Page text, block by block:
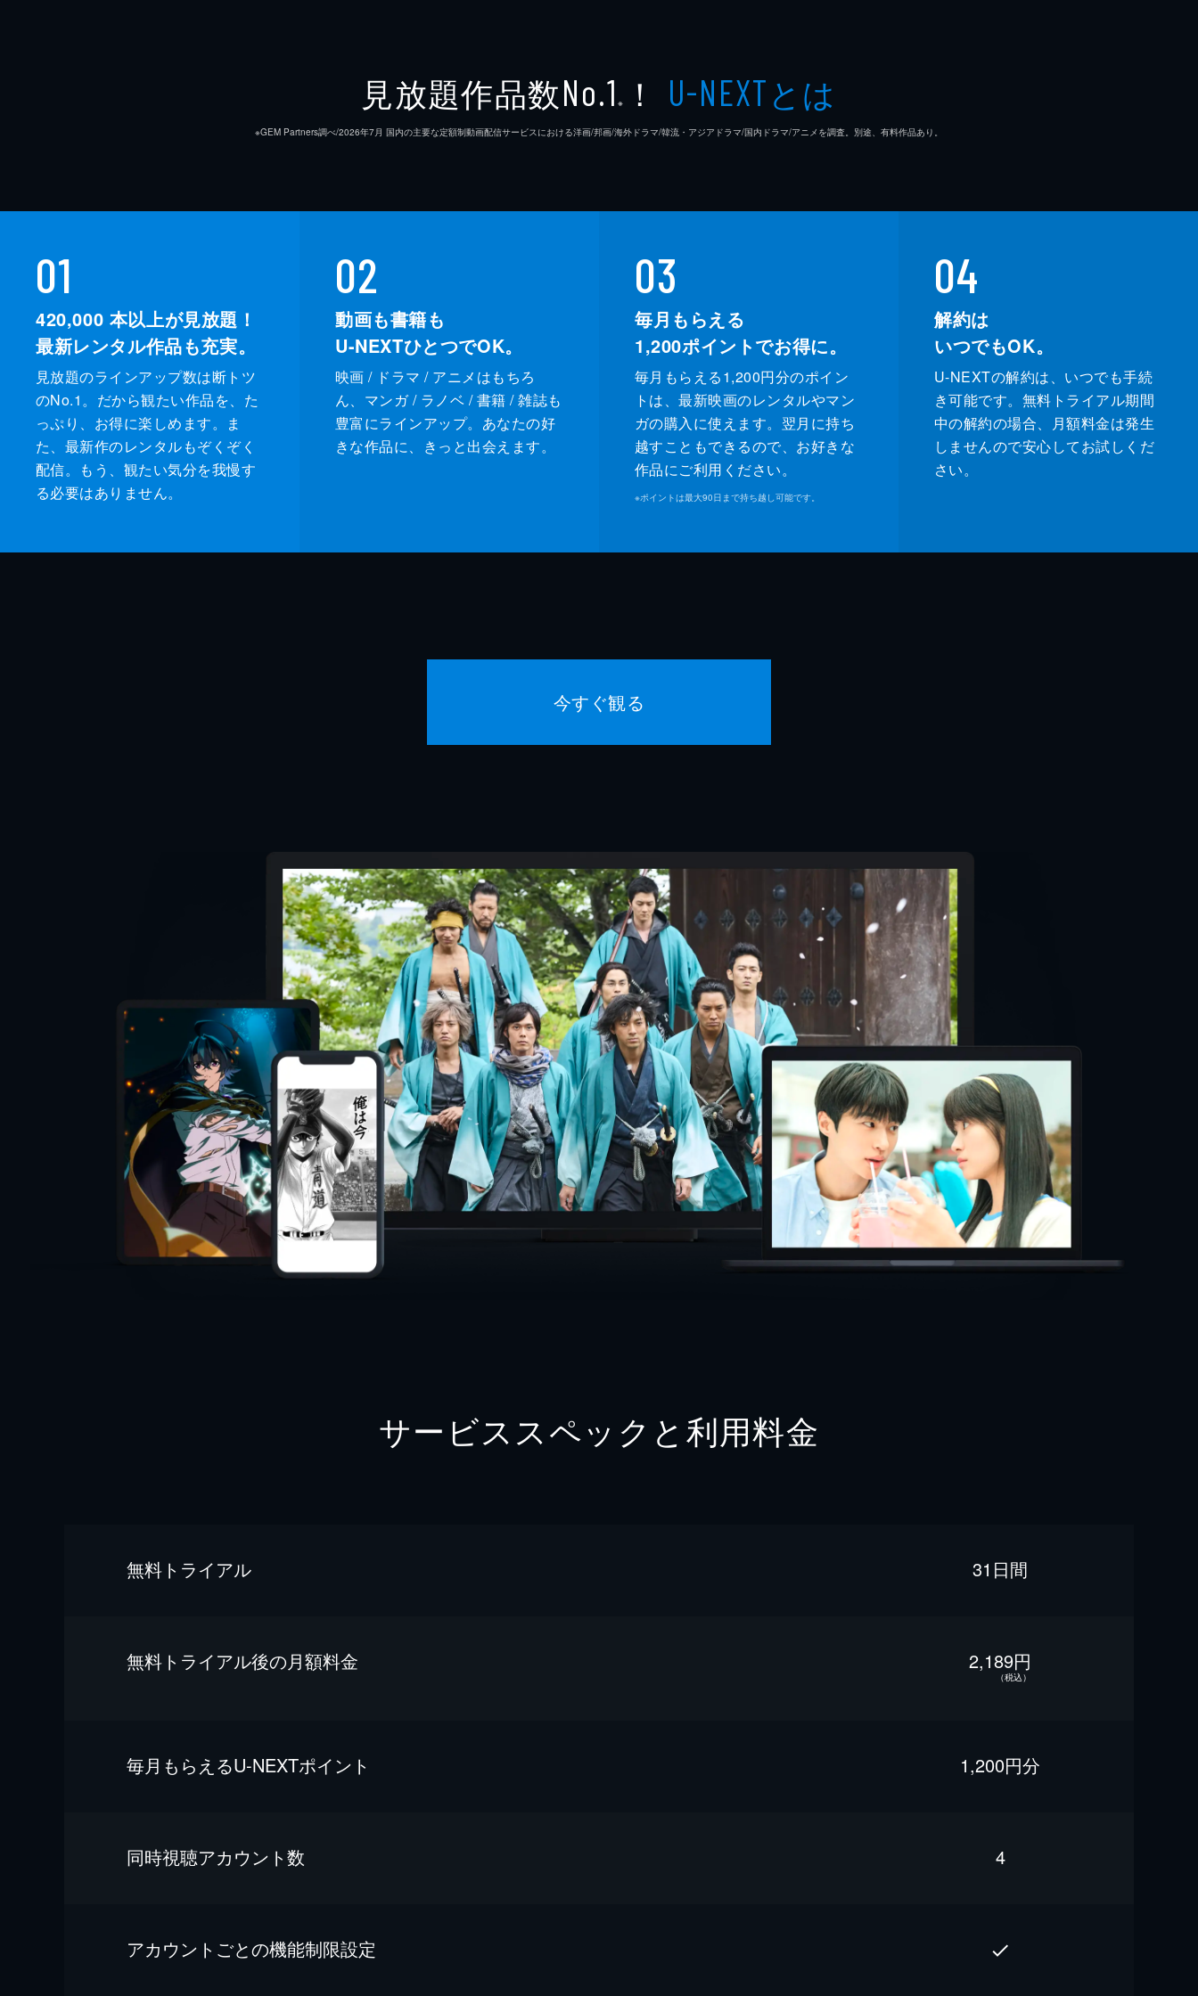
見放題作品数No.1 ※ ！ U-NEXTとは
※GEM Partners調べ/2026年7⽉ 国内の主要な定額制動画配信サービスにおける洋画/邦画/海外ドラマ/韓流・アジアドラマ/国内ドラマ/アニメを調査。別途、有料作品あり。
01
420,000 本以上が見放題！
最新レンタル作品も充実。
見放題のラインアップ数は断トツ
のNo.1。だから観たい作品を、た
っぷり、お得に楽しめます。ま
た、最新作のレンタルもぞくぞく
配信。もう、観たい気分を我慢す
る必要はありません。
02
動画も書籍も
U-NEXTひとつでOK。
映画 / ドラマ / アニメはもちろ
ん、マンガ / ラノベ / 書籍 / 雑誌も
豊富にラインアップ。あなたの好
きな作品に、きっと出会えます。
03
毎月もらえる
1,200ポイントでお得に。
毎月もらえる1,200円分のポイン
トは、最新映画のレンタルやマン
ガの購入に使えます。翌月に持ち
越すこともできるので、お好きな
作品にご利用ください。
※ポイントは最大90日まで持ち越し可能です。
04
解約は
いつでもOK。
U-NEXTの解約は、いつでも手続
き可能です。無料トライアル期間
中の解約の場合、月額料金は発生
しませんので安心してお試しくだ
さい。
今すぐ観る
サービススペックと利用料金
無料トライアル 31日間
無料トライアル後の⽉額料金 2,189円
（税込）
毎⽉もらえるU-NEXTポイント 1,200円分
同時視聴アカウント数 4
アカウントごとの機能制限設定